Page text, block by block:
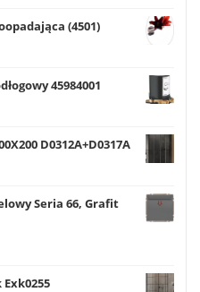
(4501)
45984001
D0312A+D0317A
Seria 66, Grafit